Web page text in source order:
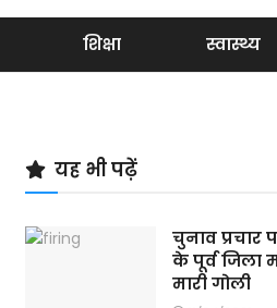
शिक्षा स्वास्थ्य
यह भी पढ़ें
चुनाव प्रचार
के पूर्व जिला
मारी गोली